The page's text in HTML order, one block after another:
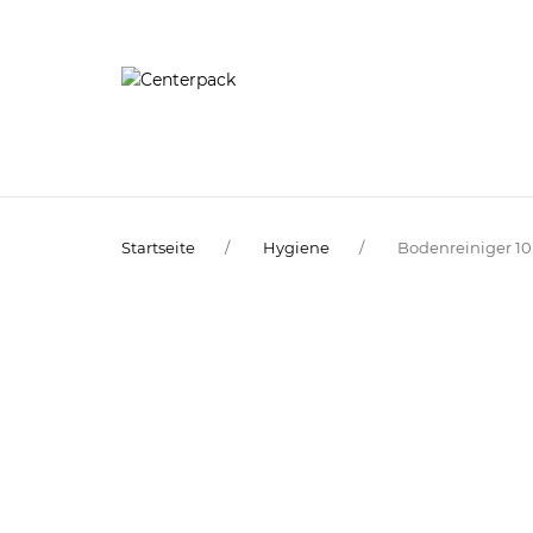
Startseite Hygiene Bodenreiniger